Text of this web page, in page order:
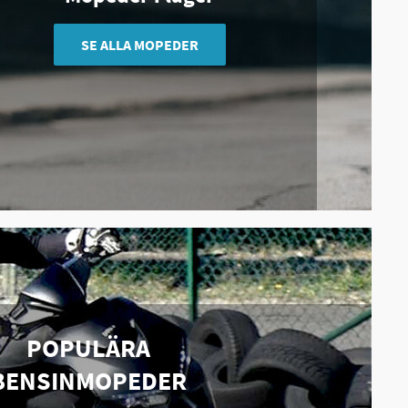
SE ALLA MOPEDER
POPULÄRA